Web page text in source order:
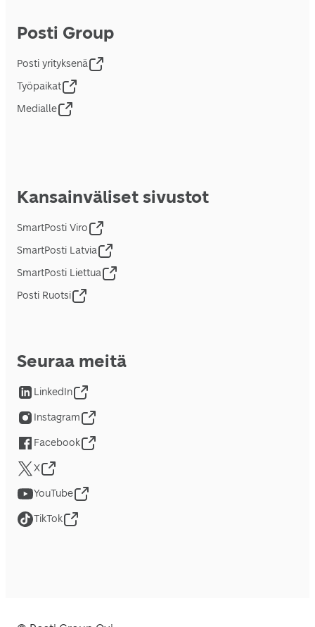
Posti Group
Posti yrityksenä
Työpaikat
Medialle
Kansainväliset sivustot
SmartPosti Viro
SmartPosti Latvia
SmartPosti Liettua
Posti Ruotsi
Seuraa meitä
LinkedIn
Instagram
Facebook
X
YouTube
TikTok